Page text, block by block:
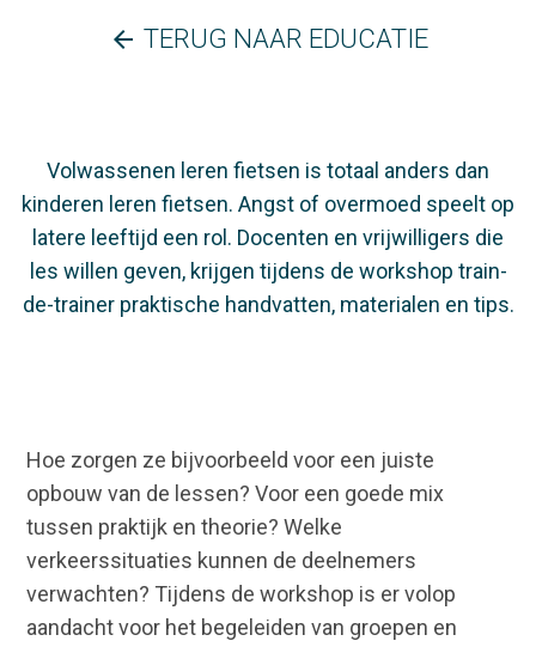
arrow_back TERUG NAAR EDUCATIE
Volwassenen leren fietsen is totaal anders dan
kinderen leren fietsen. Angst of overmoed speelt op
latere leeftijd een rol. Docenten en vrijwilligers die
les willen geven, krijgen tijdens de workshop train-
de-trainer praktische handvatten, materialen en tips.
Hoe zorgen ze bijvoorbeeld voor een juiste
opbouw van de lessen? Voor een goede mix
tussen praktijk en theorie? Welke
verkeerssituaties kunnen de deelnemers
verwachten? Tijdens de workshop is er volop
aandacht voor het begeleiden van groepen en